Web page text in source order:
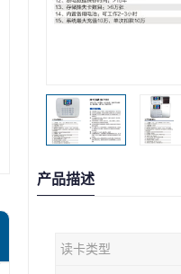
产品描述
读卡类型